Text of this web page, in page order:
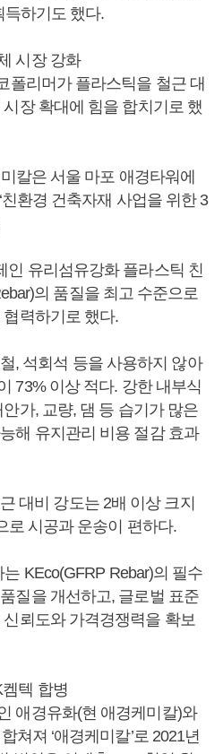
득하기도 했다.
시장 강화
폴리머가 플라스틱을 철근 대
장 확대에 힘을 합치기로 했
칼은 서울 마포 애경타워에
환경 건축자재 사업을 위한 3
인 유리섬유강화 플라스틱 친
의 품질을 최고 수준으로
력하기로 했다.
, 석회석 등을 사용하지 않아
73% 이상 적다. 강한 내부식
가, 교량, 댐 등 습기가 많은
해 유지관리 비용 절감 효과
대비 강도는 2배 이상 크지
로 시공과 운송이 편하다.
KEco(GFRP Rebar)의 필수
질을 개선하고, 글로벌 표준
뢰도와 가격경쟁력을 확보
텍 합병
애경유화(현 애경케미칼)와
쳐져 ‘애경케미칼’로 2021년